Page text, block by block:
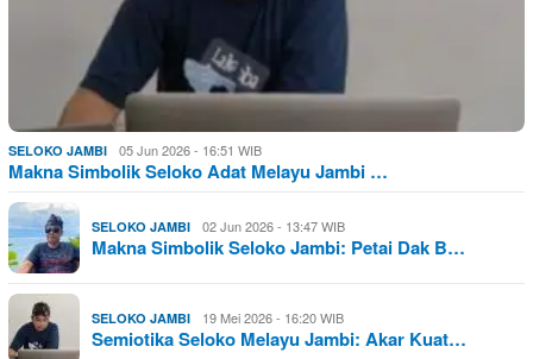
SELOKO JAMBI 05 Jun 2026 - 16:51 WIB
Makna Simbolik Seloko Adat Melayu Jambi …
SELOKO JAMBI 02 Jun 2026 - 13:47 WIB
Makna Simbolik Seloko Jambi: Petai Dak B…
SELOKO JAMBI 19 Mei 2026 - 16:20 WIB
Semiotika Seloko Melayu Jambi: Akar Kuat…